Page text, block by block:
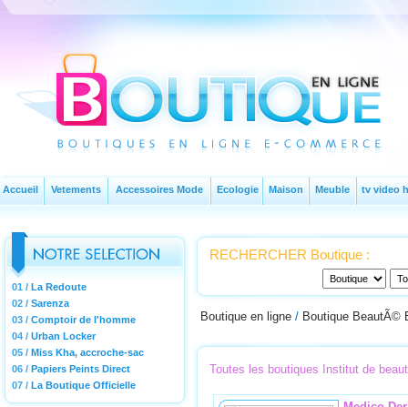
Accueil Vetements Accessoires Mode Ecologie Maison Meuble tv video
01 / La Redoute
02 / Sarenza
03 / Comptoir de l'homme
04 / Urban Locker
05 / Miss Kha, accroche-sac
06 / Papiers Peints Direct
07 / La Boutique Officielle
RECHERCHER Boutique :
Boutique en ligne / Boutique BeautÃ©
Toutes les boutiques Institut de